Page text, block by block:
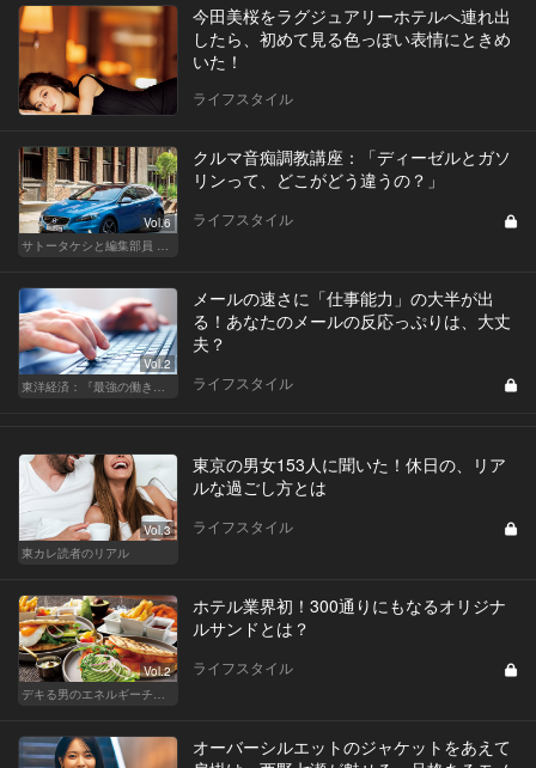
今田美桜をラグジュアリーホテルへ連れ出
したら、初めて見る色っぽい表情にときめ
いた！
ライフスタイル
Vol.6
サトータケシと編集部員 船山の"CAR GENTSへの道"
クルマ音痴調教講座：「ディーゼルとガソ
リンって、どこがどう違うの？」
ライフスタイル
Vol.2
東洋経済：『最強の働き方』『一流の育て方』
メールの速さに「仕事能力」の大半が出
る！あなたのメールの反応っぷりは、大丈
夫？
ライフスタイル
Vol.3
東カレ読者のリアル
東京の男女153人に聞いた！休日の、リア
ルな過ごし方とは
ライフスタイル
Vol.2
デキる男のエネルギーチャージ POWER HOTELS ホテルがサンドイッチブームを牽引する！
ホテル業界初！300通りにもなるオリジナ
ルサンドとは？
ライフスタイル
オーバーシルエットのジャケットをあえて